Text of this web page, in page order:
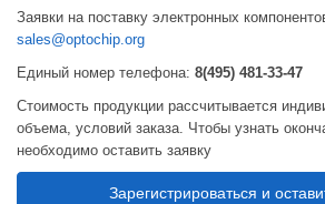
Заявки на поставку электронных
sales@optochip.org
Единый номер телефона: 8(495) 481-33-47
Стоимость продукции рассчитывается
объема, условий заказа. Чтобы узнать
необходимо оставить заявку
Зарегистрироваться и